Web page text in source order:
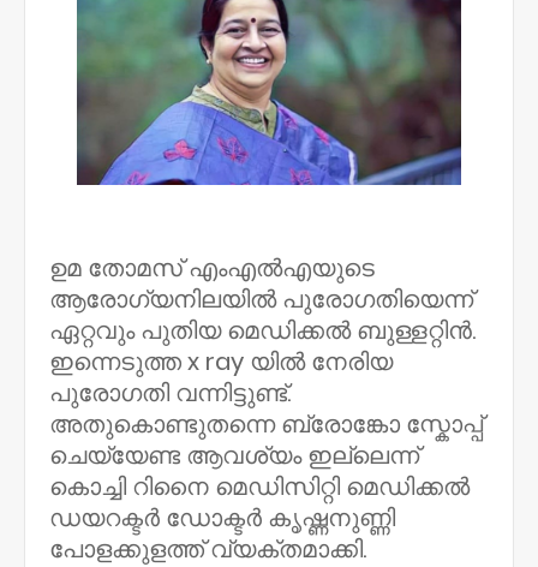
ഉമ തോമസ് എംഎൽഎയുടെ
ആരോഗ്യനിലയിൽ പുരോഗതിയെന്ന്
ഏറ്റവും പുതിയ മെഡിക്കൽ ബുള്ളറ്റിൻ.
ഇന്നെടുത്ത x ray യിൽ നേരിയ
പുരോഗതി വന്നിട്ടുണ്ട്.
അതുകൊണ്ടുതന്നെ ബ്രോങ്കോ സ്കോപ്പ്
ചെയ്യേണ്ട ആവശ്യം ഇല്ലെന്ന്
കൊച്ചി റിനൈ മെഡിസിറ്റി മെഡിക്കൽ
ഡയറക്ടർ ഡോക്ടർ കൃഷ്ണനുണ്ണി
പോളക്കുളത്ത് വ്യക്തമാക്കി.